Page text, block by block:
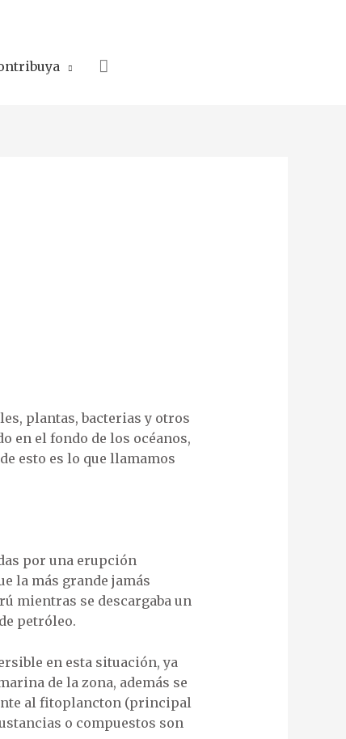
Search
plantas, bacterias y otros
en el fondo de los océanos,
esto es lo que llamamos
por una erupción
la más grande jamás
mientras se descargaba un
petróleo.
en esta situación, ya
de la zona, además se
al fitoplancton (principal
o compuestos son